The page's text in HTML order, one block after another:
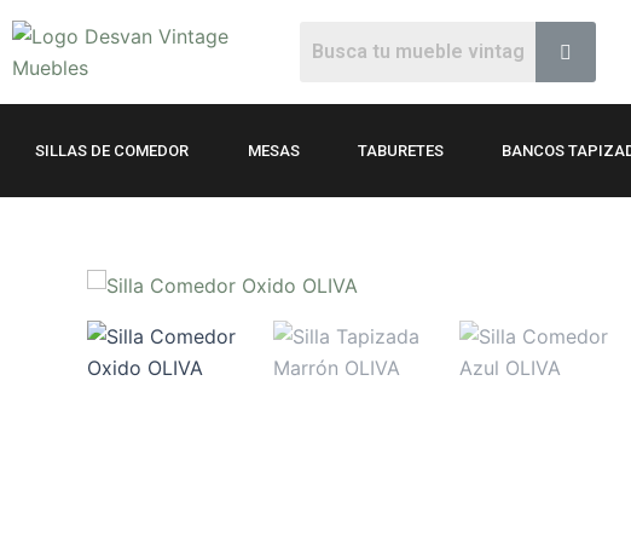
al
contenido
SILLAS DE COMEDOR MESAS TABURETES BANCOS